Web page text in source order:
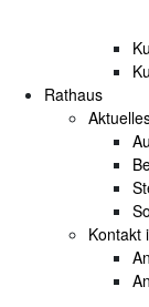
Rathaus
Kontakt